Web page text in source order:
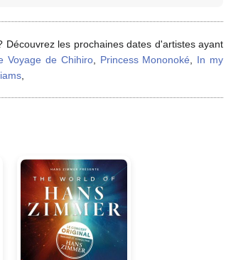
les prochaines dates d'artistes ayant
Voyage de Chihiro, Princess Mononoké
In my